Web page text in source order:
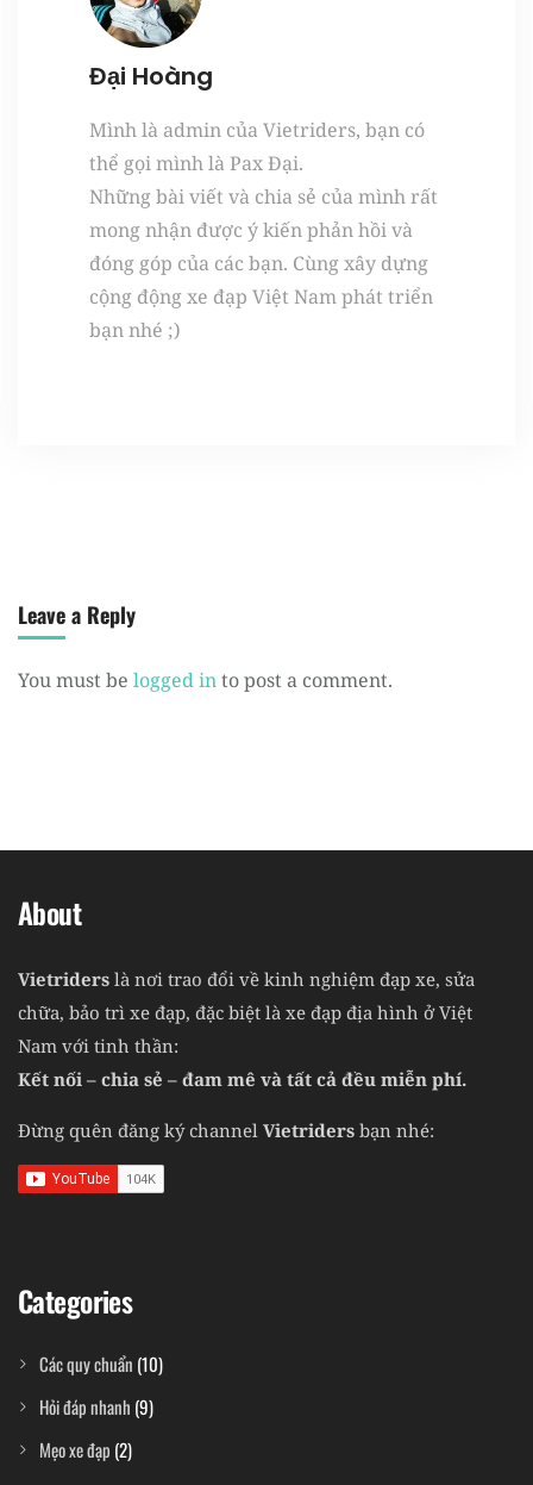
Đại Hoàng
Mình là admin của Vietriders, bạn có
thể gọi mình là Pax Đại.
Những bài viết và chia sẻ của mình rất
mong nhận được ý kiến phản hồi và
đóng góp của các bạn. Cùng xây dựng
cộng động xe đạp Việt Nam phát triển
bạn nhé ;)
Leave a Reply
You must be logged into post a comment.
About
Vietriders là nơi trao đổi về kinh nghiệm đạp xe, sửa
chữa, bảo trì xe đạp, đặc biệt là xe đạp địa hình ở Việt
Nam với tinh thần:
Kết nối – chia sẻ – đam mê và tất cả đều miễn phí.
Đừng quên đăng ký channel Vietriders bạn nhé:
Categories
Các quy chuẩn (10)
Hỏi đáp nhanh (9)
Mẹo xe đạp (2)